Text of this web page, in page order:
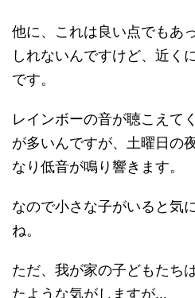
他に、これは良い点でもあ
しれないんですけど、近く
です。
レインボーの音が聴こえて
が多いんですが、土曜日の
なり低音が鳴り響きます。
なので小さな子がいると気
ね。
ただ、我が家の子どもたち
たような気がしますが…